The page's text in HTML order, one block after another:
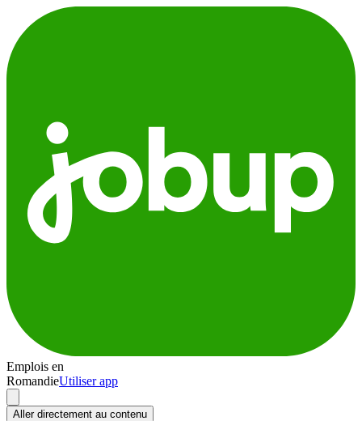
Emplois en
RomandieUtiliser app
Aller directement au contenu